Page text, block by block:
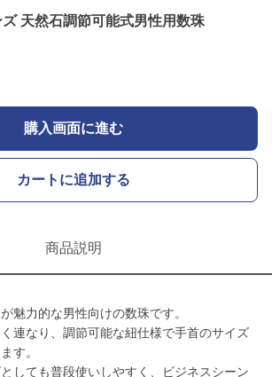
天然石調節可能式男性用数珠
購入画面に進む
カートに追加する
商品説明
魅力的な男性向けの数珠です。
連なり、調節可能な紐仕様で手首のサイズ
す。
しても普段使いしやすく、ビジネスシーン